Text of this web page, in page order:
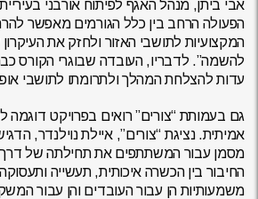
אבי ביתן, מנהל האגף לפיתוח אורבני
הפעולה הרחב בין כלל הגורמים מאפשר
המקצועיות לתושבי האזור ולחזק את
להשמה”. לדבריו, העובדה שבוגרי הקורס
עדות להצלחת המהלך ולתרומתו לתושבי
גם בעמותת “צורים” רואים בפרויקט דוגמה
אמיתית. נציגת “צורים”, איילת נוילנדר,
מסמן עבור המשתתפים את תחילתה של דרך
החיבור בין הכשרה איכותית, תעשייה ותעסוקה
משמעותיות הן עבור העובדים והן עבור